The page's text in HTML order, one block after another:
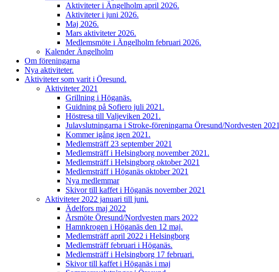
Aktiviteter i Ängelholm april 2026.
Aktiviteter i juni 2026.
Maj 2026.
Mars aktiviteter 2026.
Medlemsmöte i Ängelholm februari 2026.
Kalender Ängelholm
Om föreningarna
Nya aktiviteter.
Aktiviteter som varit i Öresund.
Aktiviteter 2021
Grillning i Höganäs.
Guidning på Sofiero juli 2021.
Höstresa till Valjeviken 2021.
Julavslutningarna i Stroke-föreningarna Öresund/Nordvesten 2021
Kommer igång igen 2021.
Medlemsträff 23 september 2021
Medlemsträff i Helsingborg november 2021.
Medlemsträff i Helsingborg oktober 2021
Medlemsträff i Höganäs oktober 2021
Nya medlemmar
Skivor till kaffet i Höganäs november 2021
Aktiviteter 2022 januari till juni.
Ädelfors maj 2022
Årsmöte Öresund/Nordvesten mars 2022
Hamnkrogen i Höganäs den 12 maj.
Medlemsträff april 2022 i Helsingborg
Medlemsträff februari i Höganäs.
Medlemsträff i Helsingborg 17 februari.
Skivor till kaffet i Höganäs i maj